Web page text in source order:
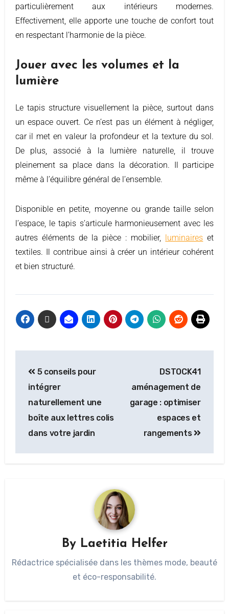
particulièrement aux intérieurs modernes.
Effectivement, elle apporte une touche de confort tout
en respectant l’harmonie de la pièce.
Jouer avec les volumes et la
lumière
Le tapis structure visuellement la pièce, surtout dans
un espace ouvert. Ce n’est pas un élément à négliger,
car il met en valeur la profondeur et la texture du sol.
De plus, associé à la lumière naturelle, il trouve
pleinement sa place dans la décoration. Il participe
même à l’équilibre général de l’ensemble.
Disponible en petite, moyenne ou grande taille selon
l’espace, le tapis s’articule harmonieusement avec les
autres éléments de la pièce : mobilier,
luminaires et
textiles. Il contribue ainsi à créer un intérieur cohérent
et bien structuré.
5 conseils pour
intégrer
naturellement une
boîte aux lettres colis
dans votre jardin
DSTOCK41
aménagement de
garage : optimiser
espaces et
rangements
By Laetitia Helfer
Rédactrice spécialisée dans les thèmes mode, beauté
et éco-responsabilité.